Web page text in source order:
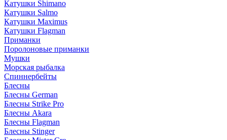
Катушки Shimano
Катушки Salmo
Катушки Maximus
Катушки Flagman
Приманки
Поролоновые приманки
Мушки
Морская рыбалка
Спиннербейты
Блесны
Блесны German
Блесны Strike Pro
Блесны Akara
Блесны Flagman
Блесны Stinger